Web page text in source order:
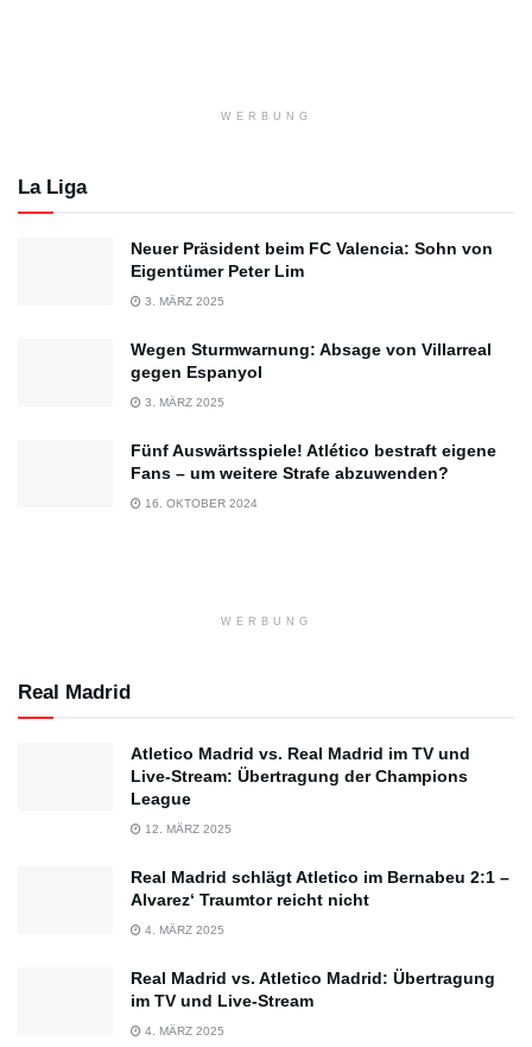
WERBUNG
La Liga
Neuer Präsident beim FC Valencia: Sohn von
Eigentümer Peter Lim
3. MÄRZ 2025
Wegen Sturmwarnung: Absage von Villarreal
gegen Espanyol
3. MÄRZ 2025
Fünf Auswärtsspiele! Atlético bestraft eigene
Fans – um weitere Strafe abzuwenden?
16. OKTOBER 2024
WERBUNG
Real Madrid
Atletico Madrid vs. Real Madrid im TV und
Live-Stream: Übertragung der Champions
League
12. MÄRZ 2025
Real Madrid schlägt Atletico im Bernabeu 2:1 –
Alvarez‘ Traumtor reicht nicht
4. MÄRZ 2025
Real Madrid vs. Atletico Madrid: Übertragung
im TV und Live-Stream
4. MÄRZ 2025